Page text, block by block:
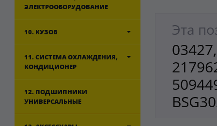
ЭЛЕКТРООБОРУДОВАНИЕ
10. КУЗОВ
11. СИСТЕМА ОХЛАЖДЕНИЯ,
КОНДИЦИОНЕР
12. ПОДШИПНИКИ
УНИВЕРСАЛЬНЫЕ
Эта